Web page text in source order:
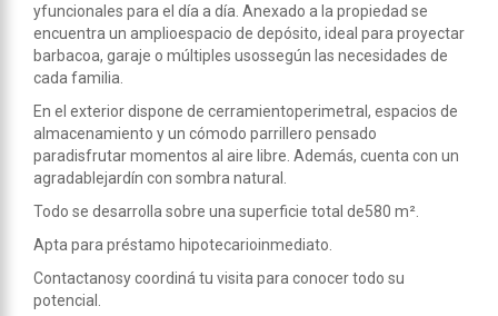
yfuncionales para el día a día. Anexado a la propiedad se
encuentra un amplioespacio de depósito, ideal para proyectar
barbacoa, garaje o múltiples usossegún las necesidades de
cada familia.
En el exterior dispone de cerramientoperimetral, espacios de
almacenamiento y un cómodo parrillero pensado
paradisfrutar momentos al aire libre. Además, cuenta con un
agradablejardín con sombra natural.
Todo se desarrolla sobre una superficie total de580 m².
Apta para préstamo hipotecarioinmediato.
Contactanosy coordiná tu visita para conocer todo su
potencial.